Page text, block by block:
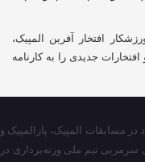
آنلاین : محمودآباد بار دیگر توانست ۸ ورزشکار افتخار آفرین المپیک،
۲۰۲۴ پرورش دهد و افتخارات جدیدی را به کارنامه
در مسابقات المپیک، پارالمپیک و
حسین توکلی سرمربی تیم ملی وزنه‌برداری در